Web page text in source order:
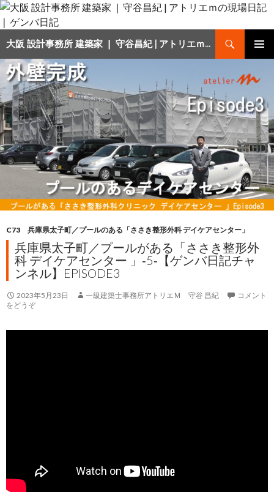
大阪 設計事務所 建築家 ❘ 守谷昌紀 | アトリエｍの現場日記 ❘ ゲンバ日記
索
ニュー
ン
テ
ン
ツ
へ
移
動
C73 兵庫県太子町／プールのある「ささき整形外科 デイケアセンター」
兵庫県太子町／プールがある「ささき整形外
科 デイケアセンター 」‐5‐【ゲンバ日記チャ
ンネル】EPISODE3
2023年5月23日 一級建築士事務所アトリエＭ 守谷 昌紀
コメント
をどうぞ